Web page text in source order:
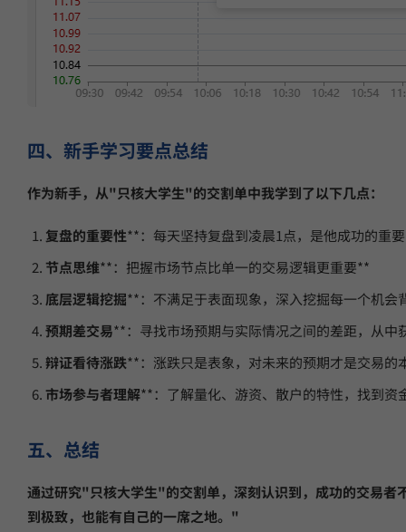
四、新手学习要点总结
作为新手，从"只核大学生"的交割单中我学到了以下几点：
复盘的重要性**：每天坚持复盘到凌晨1点，是他成功的重
节点思维**：把握市场节点比单一的交易逻辑更重要**
底层逻辑挖掘**：不满足于表面现象，深入挖掘每一个机会
预期差交易**：寻找市场预期与实际情况之间的差距，从中
辩证看待涨跌**：涨跌只是表象，对未来的预期才是交易的
市场参与者理解**：了解量化、游资、散户的特性，找到资
五、总结
通过研究"只核大学生"的交割单，深刻认识到，成功的交易者
到极致，也能有自己的一席之地。"